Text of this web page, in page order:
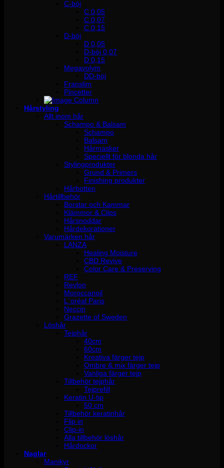
C-böj
C 0,05
C 0,07
C 0,15
D-böj
D 0,05
D-böj 0,07
D 0,15
Megavolym
DD-böj
Franslim
Pincetter
Hårstyling
Allt inom hår
Schampo & Balsam
Schampo
Balsam
Hårmasker
Speciellt för blonda hår
Stylingprodukter
Grund & Primers
Finishing produkter
Hårbotten
Hårtillbehör
Borstar och Kammar
Klämmor & Clips
Hårsnoddar
Hårdekorationer
Varumärken hår
LANZA
Healing Moisture
CBD Revive
Color Care & Preserving
REF
Revlon
Moroccanoil
L´oréal Paris
Neccin
Grazette of Sweden
Löshår
Tejphår
40cm
60cm
Kreativa färger tejp
Ombre & mix färger tejp
Vanliga färger tejp
Tillbehör tejphår
Tejprefill
Keratin U-tip
50 cm
Tillbehör keratinhår
Flip in
Clip-in
Alla tillbehör löshår
Hårdockor
Naglar
Manikyr